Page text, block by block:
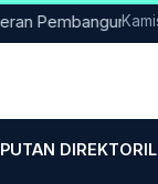
NTT
DIREKTORI